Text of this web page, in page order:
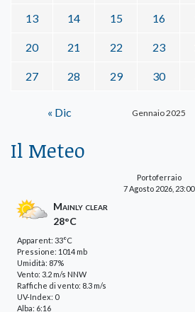
Gennaio 2025
13 14 15 16
20 21 22 23
27 28 29 30
« Dic
Il Meteo
Portoferraio
7 Agosto 2026, 23:00
Mainly clear
28°C
Apparent: 33°C
Pressione: 1014 mb
Umidità: 87%
Vento: 3.2 m/s NNW
Raffiche di vento: 8.3 m/s
UV-Index: 0
Alba: 6:16